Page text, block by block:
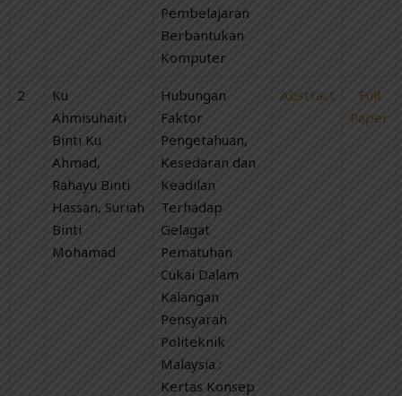
Pembelajaran
Berbantukan
Komputer
2
Ku
Ahmisuhaiti
Binti Ku
Ahmad,
Rahayu Binti
Hassan, Suriah
Binti
Mohamad
Hubungan
Faktor
Pengetahuan,
Kesedaran dan
Keadilan
Terhadap
Gelagat
Pematuhan
Cukai Dalam
Kalangan
Pensyarah
Politeknik
Malaysia :
Kertas Konsep
Abstract
Full
Paper